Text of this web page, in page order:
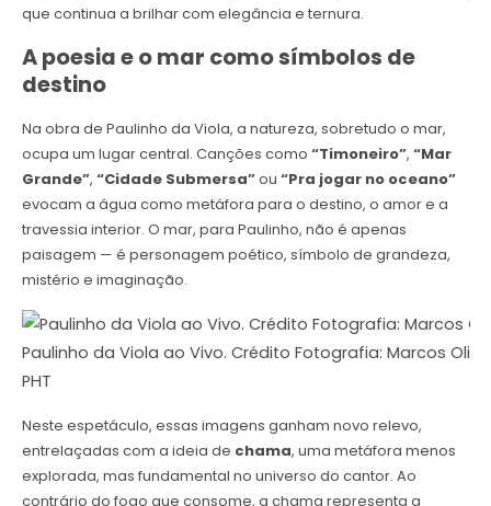
que continua a brilhar com elegância e ternura.
A poesia e o mar como símbolos de
destino
Na obra de Paulinho da Viola, a natureza, sobretudo o mar,
ocupa um lugar central. Canções como “Timoneiro”, “Mar
Grande”, “Cidade Submersa”ou “Pra jogar no oceano”
evocam a água como metáfora para o destino, o amor e a
travessia interior. O mar, para Paulinho, não é apenas
paisagem — é personagem poético, símbolo de grandeza,
mistério e imaginação.
Paulinho da Viola ao Vivo. Crédito Fotografia: Marcos
PHT
Neste espetáculo, essas imagens ganham novo relevo,
entrelaçadas com a ideia de chama, uma metáfora menos
explorada, mas fundamental no universo do cantor. Ao
contrário do fogo que consome, a chama representa a